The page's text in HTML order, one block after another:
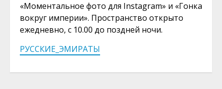
«Моментальное фото для Instagram» и «Гонка
вокруг империи». Пространство открыто
ежедневно, с 10.00 до поздней ночи.
РУССКИЕ_ЭМИРАТЫ